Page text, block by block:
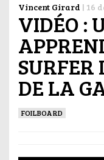
Vincent Girard | 16
VIDÉO :
SURFER
DE LA
FOILBOARD